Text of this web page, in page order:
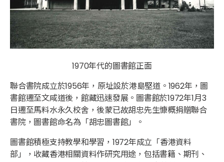
1970年代的圖書館正面
聯合書院成立於1956年，原址設於港島堅道。1962年，圖
書館遷至文咸道後，館藏迅速發展。圖書館於1972年1月3
日遷至馬料水永久校舍，後蒙已故胡忠先生慷概捐贈聯合
書院，圖書館命名為「胡忠圖書館」。
圖書館積極支持教學和學習，1972年成立「香港資料
部」，收藏香港相關資料作研究用途，包括書籍、期刊、